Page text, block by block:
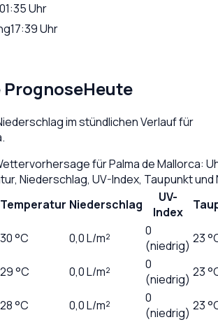
01:35 Uhr
17:39 Uhr
Heute
im stündlichen Verlauf für
.
fürPalma de Mallorca:
Niederschlag, UV-Index, Taupunkt
Temperatur Niederschlag
UV-
Index
30°C 0,0L/m²
0
(niedrig) 23
29°C 0,0L/m²
0
(niedrig) 23
28°C 0,0L/m²
0
(niedrig) 23